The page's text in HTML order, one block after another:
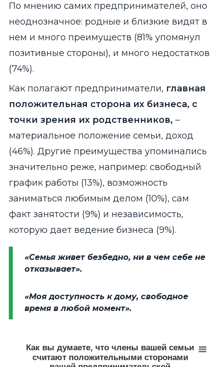
По мнению самих предпринимателей, оно
неоднозначное: родные и близкие видят в
нем и много преимуществ (81% упомянул
позитивные стороны), и много недостатков
(74%).
Как полагают предприниматели, главная
положительная сторона их бизнеса, с
точки зрения их родственников, –
материальное положение семьи, доход
(46%). Другие преимущества упоминались
значительно реже, например: свободный
график работы (13%), возможность
заниматься любимым делом (10%), сам
факт занятости (9%) и независимость,
которую дает ведение бизнеса (9%).
«Семья живет безбедно, ни в чем себе не
отказывает».
«Моя доступность к дому, свободное
время в любой момент».
данные в % от всех опрошенных
Как вы думаете, что члены вашей семьи
считают положительными сторонами